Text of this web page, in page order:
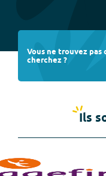
Vous ne trouvez pas
cherchez ?
Ils